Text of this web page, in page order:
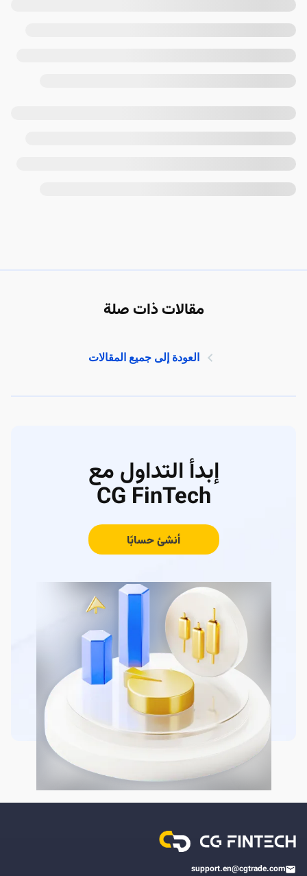
مقالات ذات صلة
العودة إلى جميع المقالات
إبدأ التداول مع
CG FinTech
أنشئ حسابًا
support.en@cgtrade.com